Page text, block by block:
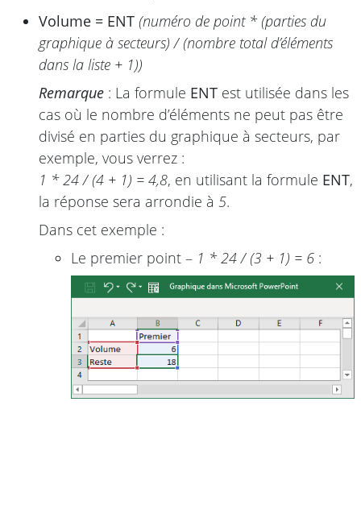
Volume = ENT (numéro de point * (parties du
graphique à secteurs) / (nombre total d’éléments
dans la liste + 1))
Remarque : La formule ENT est utilisée dans les
cas où le nombre d’éléments ne peut pas être
divisé en parties du graphique à secteurs, par
exemple, vous verrez :
1 * 24 / (4 + 1) = 4,8, en utilisant la formule ENT,
la réponse sera arrondie à 5.
Dans cet exemple :
Le premier point – 1 * 24 / (3 + 1) = 6 :